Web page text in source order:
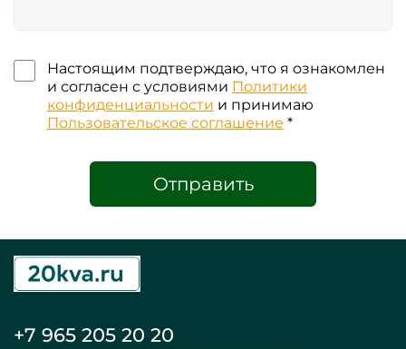
Настоящим подтверждаю, что я ознакомлен
и согласен с условиями Политики
конфиденциальности и принимаю
Пользовательское соглашение *
Отправить
+7 965 205 20 20